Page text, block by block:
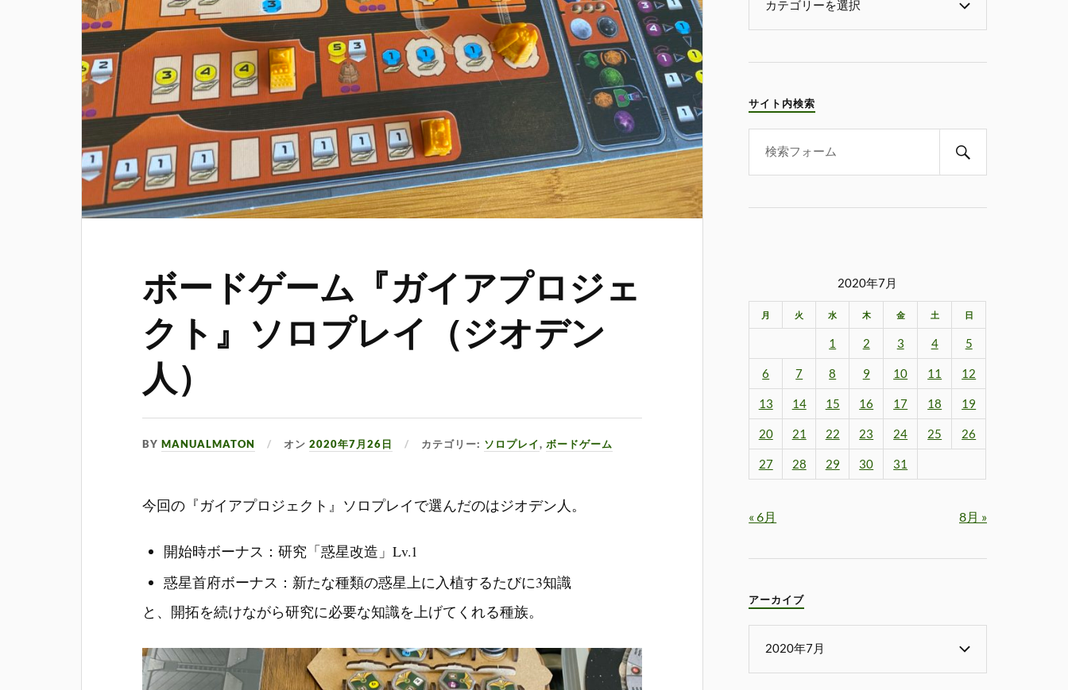
ボードゲーム『ガイアプロジェ
クト』ソロプレイ（ジオデン
人）
BYMANUALMATON オン2020年7月26日 カテゴリー: ソロプレイ, ボードゲーム
今回の『ガイアプロジェクト』ソロプレイで選んだのはジオデン人。
開始時ボーナス：研究「惑星改造」Lv.1
惑星首府ボーナス：新たな種類の惑星上に入植するたびに3知識
と、開拓を続けながら研究に必要な知識を上げてくれる種族。
サイト内検索
2020年7月
月 火 水 木 金 土 日
1 2 3 4 5
6 7 8 9 10 11 12
13 14 15 16 17 18 19
20 21 22 23 24 25 26
27 28 29 30 31
« 6月 8月 »
アーカイブ